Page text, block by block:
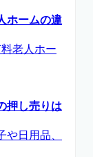
ホームの違
老人ホー
押し売りは
日用品、